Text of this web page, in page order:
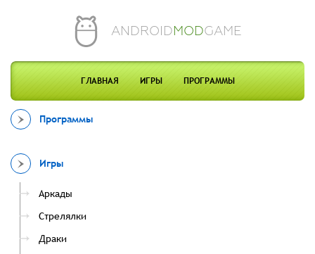
ANDROIDMODGAME
ГЛАВНАЯ ИГРЫ ПРОГРАММЫ
Программы
Игры
Аркады
Стрелялки
Драки